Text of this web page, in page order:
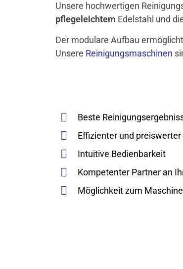
Unsere hochwertigen
pflegeleichtem Edelstahl und
Der modulare Aufbau
Unsere Reinigungsmaschinen
Beste
Effizienter und
Intuitive Bedienbarkeit
Kompetenter Partner an
Möglichkeit zum